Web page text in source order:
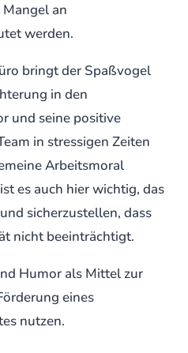
an
werden.
bringt der Spaßvogel
in den
und seine positive
in stressigen Zeiten
Arbeitsmoral
es auch hier wichtig, das
sicherzustellen, dass
nicht beeinträchtigt.
Humor als Mittel zur
eines
nutzen.